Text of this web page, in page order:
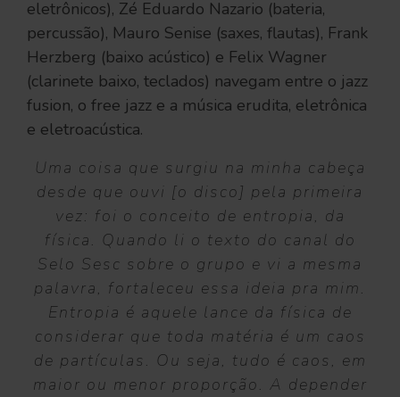
eletrônicos), Zé Eduardo Nazario (bateria,
percussão), Mauro Senise (saxes, flautas), Frank
Herzberg (baixo acústico) e Felix Wagner
(clarinete baixo, teclados) navegam entre o jazz
fusion, o free jazz e a música erudita, eletrônica
e eletroacústica.
Uma coisa que surgiu na minha cabeça
desde que ouvi [o disco] pela primeira
vez: foi o conceito de entropia, da
física. Quando li o texto do canal do
Selo Sesc sobre o grupo e vi a mesma
palavra, fortaleceu essa ideia pra mim.
Entropia é aquele lance da física de
considerar que toda matéria é um caos
de partículas. Ou seja, tudo é caos, em
maior ou menor proporção. A depender